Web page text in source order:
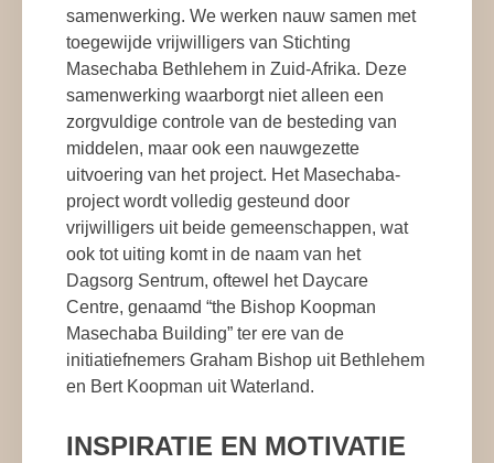
samenwerking. We werken nauw samen met
toegewijde vrijwilligers van Stichting
Masechaba Bethlehem in Zuid-Afrika. Deze
samenwerking waarborgt niet alleen een
zorgvuldige controle van de besteding van
middelen, maar ook een nauwgezette
uitvoering van het project. Het Masechaba-
project wordt volledig gesteund door
vrijwilligers uit beide gemeenschappen, wat
ook tot uiting komt in de naam van het
Dagsorg Sentrum, oftewel het Daycare
Centre, genaamd “the Bishop Koopman
Masechaba Building” ter ere van de
initiatiefnemers Graham Bishop uit Bethlehem
en Bert Koopman uit Waterland.
INSPIRATIE EN MOTIVATIE